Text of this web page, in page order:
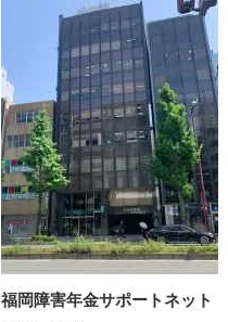
福岡障害年金サポートネット